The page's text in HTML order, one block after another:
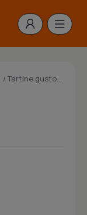
/Tartine gustoase